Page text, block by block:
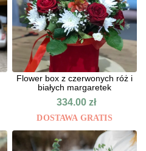
Flower box z czerwonych róż i
białych margaretek
334.00zł
DOSTAWA GRATIS